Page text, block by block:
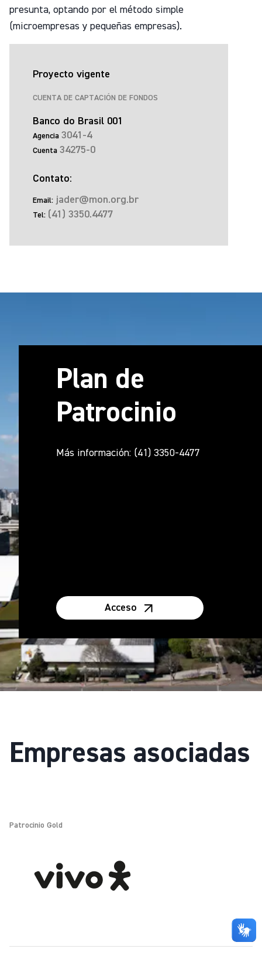
presunta, optando por el método simple
(microempresas y pequeñas empresas).
Proyecto vigente
CUENTA DE CAPTACIÓN DE FONDOS
Banco do Brasil 001
Agencia 3041-4
Cuenta 34275-0
Contato:
Email: jader@mon.org.br
Tel: (41) 3350.4477
Plan de
Patrocinio
Más información: (41) 3350-4477
Acceso
Empresas asociadas
Patrocinio Gold